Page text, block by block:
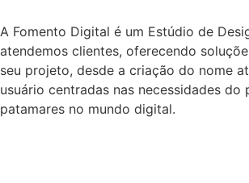
A Fomento Digital é um Estúdio de
atendemos clientes, oferecendo
seu projeto, desde a criação do nome
usuário centradas nas necessidades
patamares no mundo digital.